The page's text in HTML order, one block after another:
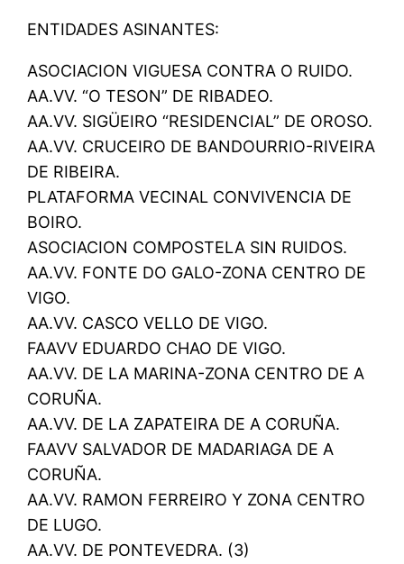
ENTIDADES ASINANTES:
ASOCIACION VIGUESA CONTRA O RUIDO.
AA.VV. “O TESON” DE RIBADEO.
AA.VV. SIGÜEIRO “RESIDENCIAL” DE OROSO.
AA.VV. CRUCEIRO DE BANDOURRIO-RIVEIRA
DE RIBEIRA.
PLATAFORMA VECINAL CONVIVENCIA DE
BOIRO.
ASOCIACION COMPOSTELA SIN RUIDOS.
AA.VV. FONTE DO GALO-ZONA CENTRO DE
VIGO.
AA.VV. CASCO VELLO DE VIGO.
FAAVV EDUARDO CHAO DE VIGO.
AA.VV. DE LA MARINA-ZONA CENTRO DE A
CORUÑA.
AA.VV. DE LA ZAPATEIRA DE A CORUÑA.
FAAVV SALVADOR DE MADARIAGA DE A
CORUÑA.
AA.VV. RAMON FERREIRO Y ZONA CENTRO
DE LUGO.
AA.VV. DE PONTEVEDRA. (3)